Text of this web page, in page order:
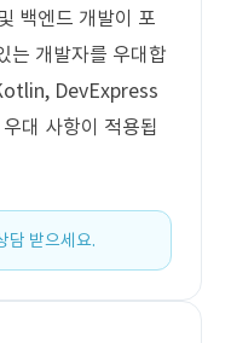
백엔드 개발이 포
는 개발자를 우대합
DevExpress
대 사항이 적용됩
담 받으세요.